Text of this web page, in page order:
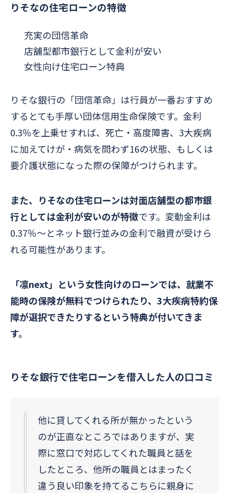
りそなの住宅ローンの特徴
充実の団信革命
店舗型都市銀行として金利が安い
女性向け住宅ローン特典
りそな銀行の「団信革命」は行員が一番おすすめ
するとても手厚い団体信用生命保険です。金利
0.3％を上乗せすれば、死亡・高度障害、3大疾病
に加えてけが・病気を問わず16の状態、もしくは
要介護状態になった際の保障がつけられます。
また、 りそなの住宅ローンは対面店舗型の都市銀
行としては金利が安いのが特徴です。変動金利は
0.37％～とネット銀行並みの金利で融資が受けら
れる可能性があります。
「凛next」という女性向けのローンでは、就業不
能時の保険が無料でつけられたり、3大疾病特約保
障が選択できたりするという特典が付いてきま
す。
りそな銀行で住宅ローンを借入した人の口コミ
他に貸してくれる所が無かったという
のが正直なところではありますが、実
際に窓口で対応してくれた職員と話を
したところ、他所の職員とはまったく
違う良い印象を持てるこちらに親身に